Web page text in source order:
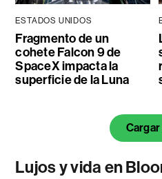
ESTADOS UNIDOS
Fragmento de un
cohete Falcon 9 de
SpaceX impacta la
superficie de la Luna
Cargar
Lujos y vida en